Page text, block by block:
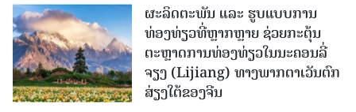
ຜະລິດຕະພັນ ແລະ ຮູບແບບການ
ທ່ອງທ່ຽວທີ່ຫຼາກຫຼາຍ ຊ່ວຍກະຕຸ້ນ
ຕະຫຼາດການທ່ອງທ່ຽວໃນນະຄອນລີ່
ຈຽງ (Lijiang) ທາງພາກຕາເວັນຕົກ
ສ່ຽງໃຕ້ຂອງຈີນ